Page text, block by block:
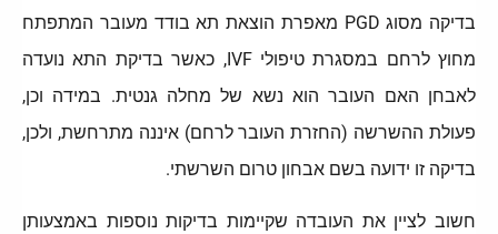
בדיקה מסוג PGD מאפרת הוצאת תא בודד מעובר המתפתח
מחוץ לרחם במסגרת טיפולי IVF, כאשר בדיקת התא נועדה
לאבחן האם העובר הוא נשא של מחלה גנטית. במידה וכן,
פעולת ההשרשה (החזרת העובר לרחם) איננה מתרחשת, ולכן,
בדיקה זו ידועה בשם אבחון טרום השרשתי.
חשוב לציין את העובדה שקיימות בדיקות נוספות באמצעותן